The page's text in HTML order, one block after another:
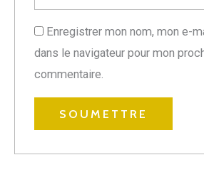
Enregistrer mon nom, mon e-
dans le navigateur pour mon
commentaire.